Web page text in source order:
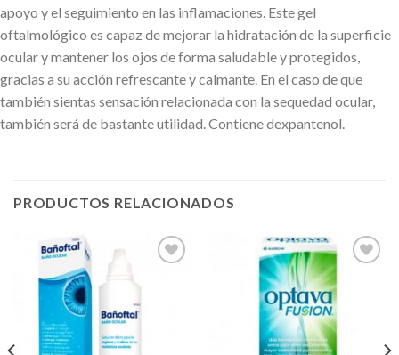
apoyo y el seguimiento en las inflamaciones. Este gel
oftalmológico es capaz de mejorar la hidratación de la superficie
ocular y mantener los ojos de forma saludable y protegidos,
gracias a su acción refrescante y calmante. En el caso de que
también sientas sensación relacionada con la sequedad ocular,
también será de bastante utilidad. Contiene dexpantenol.
PRODUCTOS RELACIONADOS